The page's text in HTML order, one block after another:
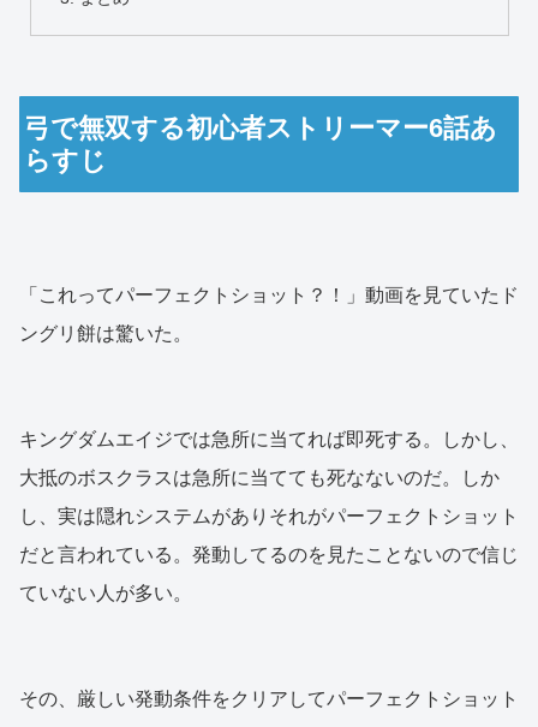
弓で無双する初心者ストリーマー6話あ
らすじ
「これってパーフェクトショット？！」動画を見ていたド
ングリ餅は驚いた。
キングダムエイジでは急所に当てれば即死する。しかし、
大抵のボスクラスは急所に当てても死なないのだ。しか
し、実は隠れシステムがありそれがパーフェクトショット
だと言われている。発動してるのを見たことないので信じ
ていない人が多い。
その、厳しい発動条件をクリアしてパーフェクトショット